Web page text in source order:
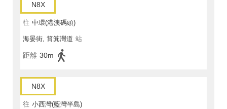
N8X
往 中環(港澳碼頭)
海晏街, 筲箕灣道 站
距離 30m
N8X
往 小西灣(藍灣半島)